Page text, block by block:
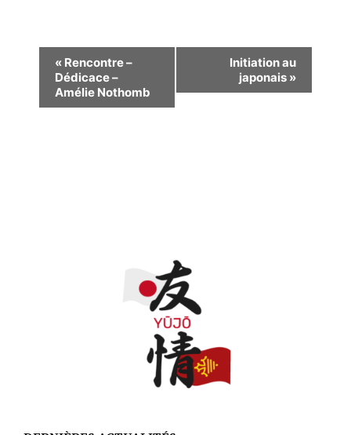
Navigation
Évènement
« Rencontre –
Dédicace –
Amélie Nothomb
Initiation au
japonais »